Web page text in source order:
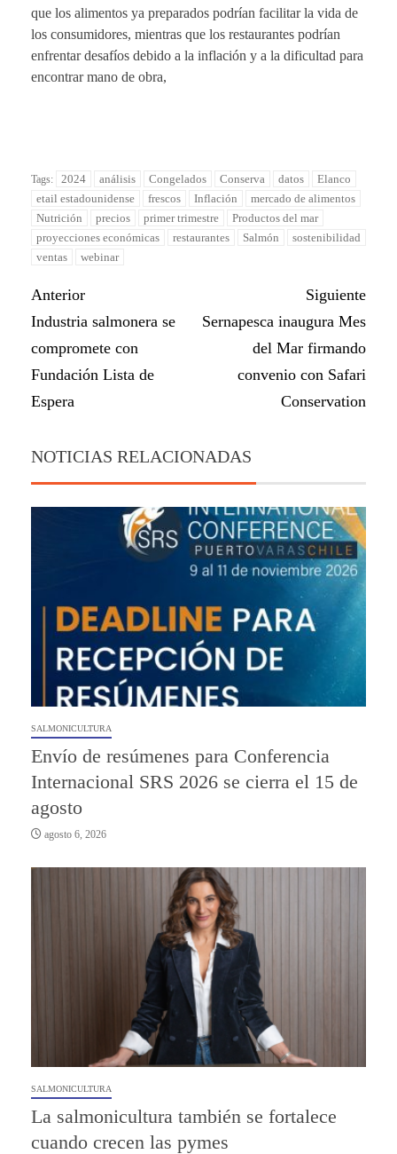
que los alimentos ya preparados podrían facilitar la vida de
los consumidores, mientras que los restaurantes podrían
enfrentar desafíos debido a la inflación y a la dificultad para
encontrar mano de obra,
Tags: 2024 análisis Congelados Conserva datos
Elanco
etail estadounidense
frescos Inflación
mercado de alimentos
Nutrición
precios primer trimestre
Productos del mar
proyecciones económicas
restaurantes Salmón
sostenibilidad
ventas
webinar
Anterior
Industria salmonera se
compromete con
Fundación Lista de
Espera
Siguiente
Sernapesca inaugura Mes
del Mar firmando
convenio con Safari
Conservation
NOTICIAS RELACIONADAS
SALMONICULTURA
Envío de resúmenes para Conferencia
Internacional SRS 2026 se cierra el 15 de
agosto
agosto 6, 2026
SALMONICULTURA
La salmonicultura también se fortalece
cuando crecen las pymes